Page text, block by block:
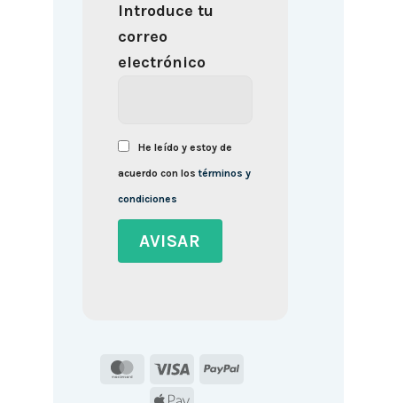
Introduce tu
correo
electrónico
He leído y estoy de
acuerdo con lostérminos y
condiciones
MasterCard
Visa
PayPal